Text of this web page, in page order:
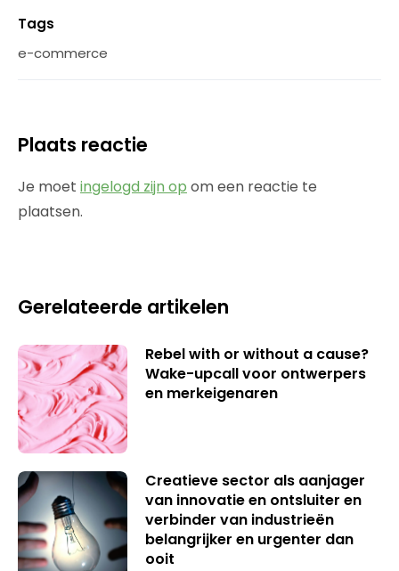
Tags
e-commerce
Plaats reactie
Je moet ingelogd zijn op om een reactie te
plaatsen.
Gerelateerde artikelen
Rebel with or without a cause?
Wake-upcall voor ontwerpers
en merkeigenaren
Creatieve sector als aanjager
van innovatie en ontsluiter en
verbinder van industrieën
belangrijker en urgenter dan
ooit